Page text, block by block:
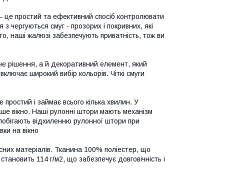
це простий та ефективний спосіб контролювати
чергуються смуг - прозорих і покривних, які
наші жалюзі забезпечують приватність, тож ви
рішення, а й декоративний елемент, який
широкий вибір кольорів. Чіткі смуги
і займає всього кілька хвилин. У
вікно. Наші рулонні штори мають механізм
відхиленню рулонної штори при
на вікно
матеріалів. Тканина 100% поліестер, що
114 г/м2, що забезпечує довговічність і